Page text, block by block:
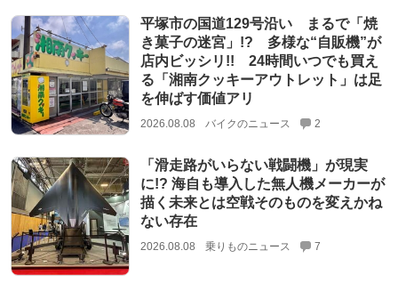
平塚市の国道129号沿い まるで「焼
き菓子の迷宮」!? 多様な“自販機”が
店内ビッシリ!! 24時間いつでも買え
る「湘南クッキーアウトレット」は足
を伸ばす価値アリ
2026.08.08 バイクのニュース 2
「滑走路がいらない戦闘機」が現実
に!? 海自も導入した無人機メーカーが
描く未来とは空戦そのものを変えかね
ない存在
2026.08.08 乗りものニュース 7